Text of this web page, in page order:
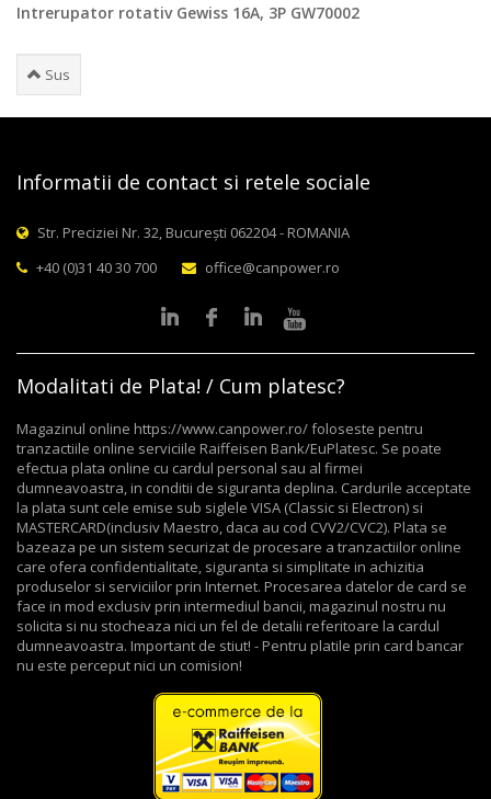
Intrerupator rotativ Gewiss 16A, 3P GW70002
Sus
Informatii de contact si retele sociale
Str. Preciziei Nr. 32, București 062204 - ROMANIA
+40 (0)31 40 30 700
office@canpower.ro
Modalitati de Plata! / Cum platesc?
Magazinul online https://www.canpower.ro/ foloseste pentru
tranzactiile online serviciile Raiffeisen Bank/EuPlatesc. Se poate
efectua plata online cu cardul personal sau al firmei
dumneavoastra, in conditii de siguranta deplina. Cardurile acceptate
la plata sunt cele emise sub siglele VISA (Classic si Electron) si
MASTERCARD(inclusiv Maestro, daca au cod CVV2/CVC2). Plata se
bazeaza pe un sistem securizat de procesare a tranzactiilor online
care ofera confidentialitate, siguranta si simplitate in achizitia
produselor si serviciilor prin Internet. Procesarea datelor de card se
face in mod exclusiv prin intermediul bancii, magazinul nostru nu
solicita si nu stocheaza nici un fel de detalii referitoare la cardul
dumneavoastra. Important de stiut! - Pentru platile prin card bancar
nu este perceput nici un comision!